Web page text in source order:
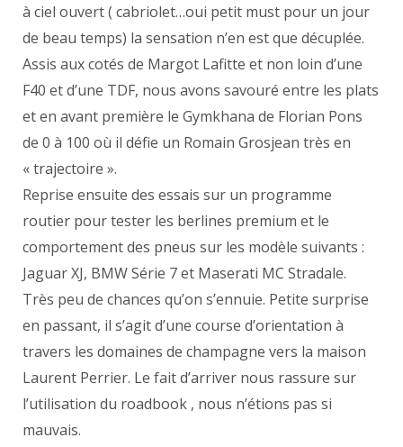
à ciel ouvert ( cabriolet…oui petit must pour un jour
de beau temps) la sensation n’en est que décuplée.
Assis aux cotés de Margot Lafitte et non loin d’une
F40 et d’une TDF, nous avons savouré entre les plats
et en avant première le Gymkhana de Florian Pons
de 0 à 100 où il défie un Romain Grosjean très en
« trajectoire ».
Reprise ensuite des essais sur un programme
routier pour tester les berlines premium et le
comportement des pneus sur les modèle suivants :
Jaguar XJ, BMW Série 7 et Maserati MC Stradale.
Très peu de chances qu’on s’ennuie. Petite surprise
en passant, il s’agit d’une course d’orientation à
travers les domaines de champagne vers la maison
Laurent Perrier. Le fait d’arriver nous rassure sur
l’utilisation du roadbook , nous n’étions pas si
mauvais.